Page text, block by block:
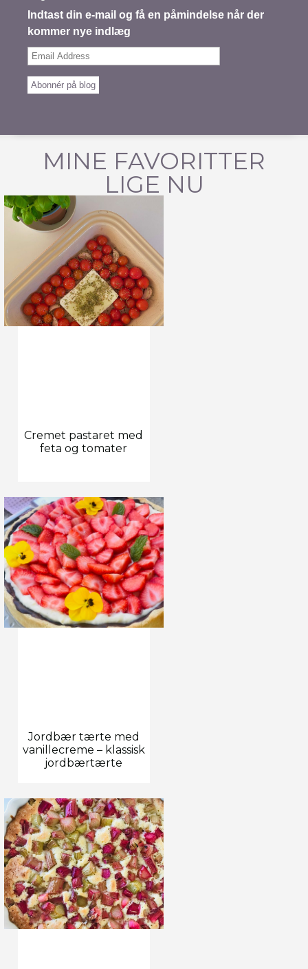
Indtast din e-mail og få en påmindelse når der
kommer nye indlæg
Email
Abonnér på blog
MINE FAVORITTER
LIGE NU
Cremet pastaret med
feta og tomater
Jordbær tærte med
vanillecreme – klassisk
jordbærtærte